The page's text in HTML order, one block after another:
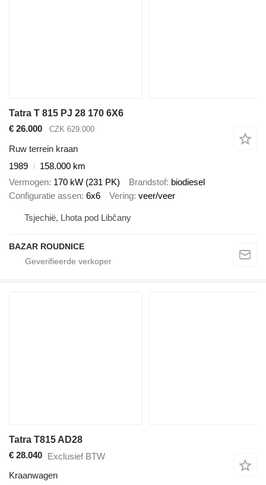
Tatra T 815 PJ 28 170 6X6
€ 26.000
CZK 629.000
Ruw terrein kraan
1989
158.000 km
Vermogen 170 kW (231 PK) Brandstof biodiesel
Configuratie assen 6x6 Vering veer/veer
Tsjechië, Lhota pod Libčany
BAZAR ROUDNICE
Tatra T815 AD28
€ 28.040 Exclusief BTW
Kraanwagen